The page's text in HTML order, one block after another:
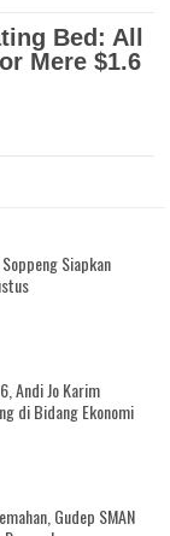
Siapkan
Andi Jo Karim
di Bidang Ekonomi
Gudep SMAN